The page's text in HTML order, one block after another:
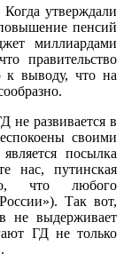
утверждали
пенсий
миллиардами
правительство
к выводу, что на
не развивается в
своими
посылка
нас, путинская
что любого
Так вот,
не выдерживает
ГД не только